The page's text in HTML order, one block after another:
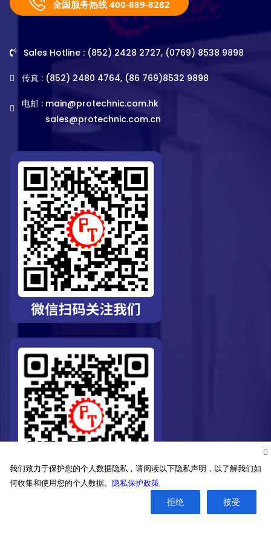
全国服务热线 400-889-8282
Sales Hotline : (852) 2428 2727, (0769) 8538 9898
传真 : (852) 2480 4764, (86 769)8532 9898
电邮 : main@protechnic.com.hk
sales@protechnic.com.cn
我们致力于保护您的个人数据隐私，请阅读以下隐私声明，以了解我们如
何收集和使用您的个人数据。 隐私保护政策
拒绝 接受